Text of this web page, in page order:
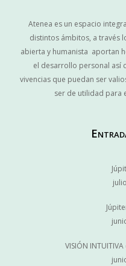
Atenea es un espacio
distintos ámbitos, a través
abierta y humanista aportan
el desarrollo personal así
vivencias que puedan ser
ser de utilidad para
VISIÓN